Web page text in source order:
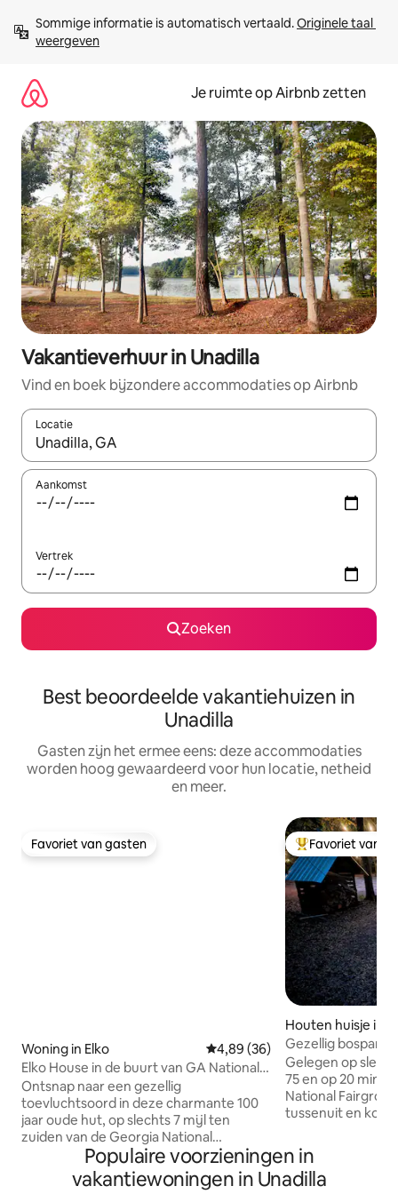
direct
naar
Sommige informatie is automatisch vertaald. Originele taal
weergeven
Je ruimte op Airbnb zetten
Vakantieverhuur in Unadilla
Vind en boek bijzondere accommodaties op Airbnb
Locatie
Wanneer er suggesties beschikbaar zijn, maak je een keuze
Aankomst
Vertrek
Zoeken
Best beoordeelde vakantiehuizen in
Unadilla
Gasten zijn het ermee eens: deze accommodaties
worden hoog gewaardeerd voor hun locatie, netheid
en meer.
Favoriet van gasten
Favoriet van gasten
Woning in Elko Gemiddelde beoordeling van
4,89 (36)
Elko House in de buurt van GA National
Fairgrounds Perry, GA
Ontsnap naar een gezellig
toevluchtsoord in deze charmante 100
jaar oude hut, op slechts 7 mijl ten
zuiden van de Georgia National
Fairgrounds in Perry. Deze rustieke
accommodatie combineert vintage
charme met moderne gemakken voor
Topfavoriet van
Favoriet van
Houten huisje in
Gezellig
Gelegen op
75 en op 20
National
tussenuit en kom
volledig
meter in het bos
2 personen om
Populaire voorzieningen in
vakantiewoningen in Unadilla